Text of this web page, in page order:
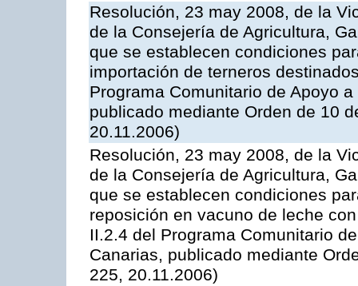
Resolución, 23 may 2008, de la
de la Consejería de Agricultura,
que se establecen condiciones
importación de terneros
Programa Comunitario de Apoyo
publicado mediante Orden de 10
20.11.2006)
Resolución, 23 may 2008, de la
de la Consejería de Agricultura,
que se establecen condiciones
reposición en vacuno de leche
II.2.4 del Programa Comunitario
Canarias, publicado mediante
225, 20.11.2006)